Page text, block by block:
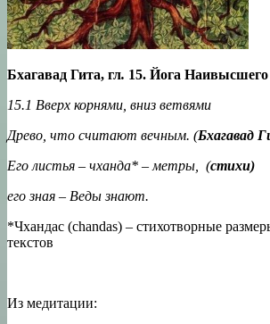
Бхагавад Гита, гл. 15. Йога Наивысшего
15.1 Вверх корнями, вниз ветвями
Древо, что считают вечным. (Бхагавад
Его листья – чханда* – метры, (стихи)
его зная – Веды знают.
*Чхандас (chandas) – стихотворные
текстов
Из медитации: